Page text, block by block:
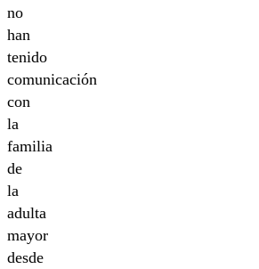
no
han
tenido
comunicación
con
la
familia
de
la
adulta
mayor
desde